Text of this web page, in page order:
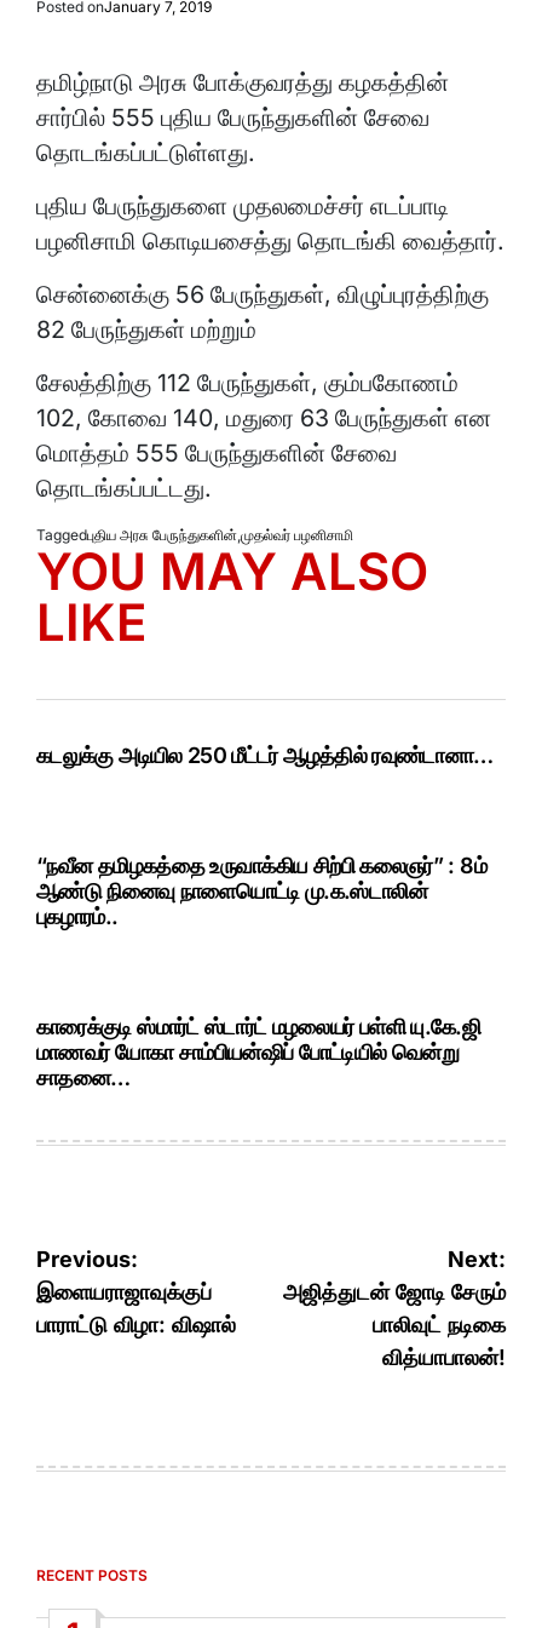
Posted onJanuary 7, 2019
தமிழ்நாடு அரசு போக்குவரத்து கழகத்தின்
சார்பில் 555 புதிய பேருந்துகளின் சேவை
தொடங்கப்பட்டுள்ளது.
புதிய பேருந்துகளை முதலமைச்சர் எடப்பாடி
பழனிசாமி கொடியசைத்து தொடங்கி வைத்தார்.
சென்னைக்கு 56 பேருந்துகள், விழுப்புரத்திற்கு
82 பேருந்துகள் மற்றும்
சேலத்திற்கு 112 பேருந்துகள், கும்பகோணம்
102, கோவை 140, மதுரை 63 பேருந்துகள் என
மொத்தம் 555 பேருந்துகளின் சேவை
தொடங்கப்பட்டது.
Taggedபுதிய அரசு பேருந்துகளின்,முதல்வர் பழனிசாமி
YOU MAY ALSO
LIKE
கடலுக்கு அடியில 250 மீட்டர் ஆழத்தில் ரவுண்டானா…
“நவீன தமிழகத்தை உருவாக்கிய சிற்பி கலைஞர்” : 8ம்
ஆண்டு நினைவு நாளையொட்டி மு.க.ஸ்டாலின்
புகழாரம்..
காரைக்குடி ஸ்மார்ட் ஸ்டார்ட் மழலையர் பள்ளி யு.கே.ஜி
மாணவர் யோகா சாம்பியன்ஷிப் போட்டியில் வென்று
சாதனை…
Post
navigation
Previous:
இளையராஜாவுக்குப்
பாராட்டு விழா: விஷால்
Next:
அஜித்துடன் ஜோடி சேரும்
பாலிவுட் நடிகை
வித்யாபாலன்!
RECENT POSTS